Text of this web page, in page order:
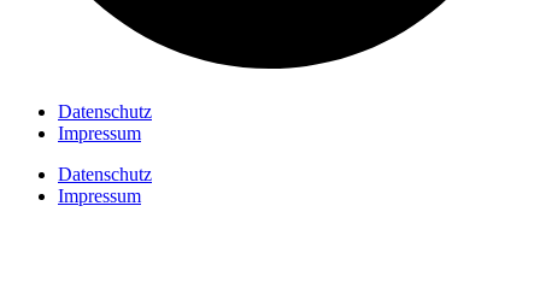
Datenschutz
Impressum
Datenschutz
Impressum